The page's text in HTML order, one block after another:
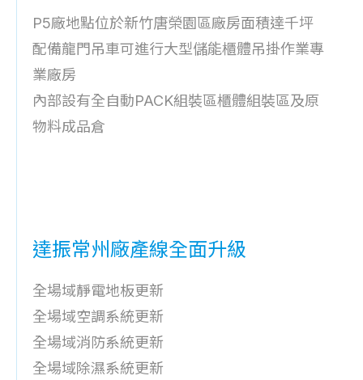
P5廠地點位於新竹唐榮園區廠房面積達千坪
配備龍門吊車可進行大型儲能櫃體吊掛作業專
業廠房
內部設有全自動PACK組裝區櫃體組裝區及原
物料成品倉
達振常州廠產線全面升級
全場域靜電地板更新
全場域空調系統更新
全場域消防系統更新
全場域除濕系統更新